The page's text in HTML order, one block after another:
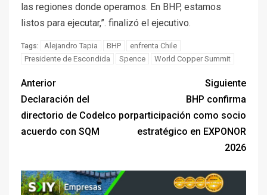
las regiones donde operamos. En BHP, estamos
listos para ejecutar,”. finalizó el ejecutivo.
Tags: Alejandro Tapia BHP
enfrenta Chile
Presidente de Escondida
Spence World Copper Summit
Anterior
Declaración del
directorio de Codelco por
acuerdo con SQM
Siguiente
BHP confirma
participación como socio
estratégico en EXPONOR
2026